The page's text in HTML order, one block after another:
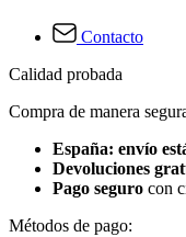
Contacto
Calidad probada
Compra de manera
España: envío
Devoluciones
Pago seguro con
Métodos de pago: